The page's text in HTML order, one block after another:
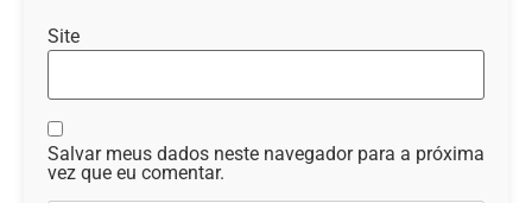
Site
Salvar meus dados neste navegador para a próxima
vez que eu comentar.